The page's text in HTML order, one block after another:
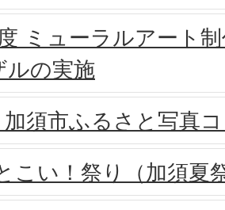
ミューラルアート
ルの実施
加須市ふるさと写真
こい！祭り（加須夏